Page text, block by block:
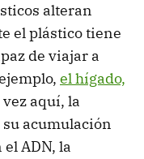
alteran
el plástico tiene
de viajar a
el hígado,
vez aquí, la
acumulación
ADN, la